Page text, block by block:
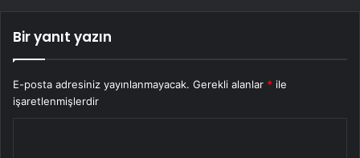
Bir yanıt yazın
E-posta adresiniz yayınlanmayacak. Gerekli alanlar * ile
işaretlenmişlerdir